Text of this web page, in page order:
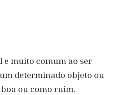
e muito comum ao ser
determinado objeto ou
ou como ruim.